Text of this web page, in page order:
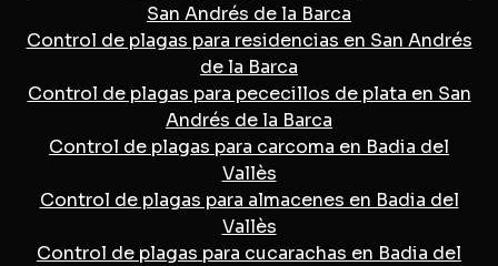
San Andrés de la Barca
Control de plagas para residencias en San Andrés
de la Barca
Control de plagas para pececillos de plata en San
Andrés de la Barca
Control de plagas para carcoma en Badia del
Vallès
Control de plagas para almacenes en Badia del
Vallès
Control de plagas para cucarachas en Badia del